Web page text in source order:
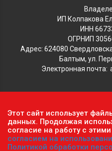
ИП Колпакова
ИНН
ОГРНИП
Адрес: 624080
Балтым, ул.
Электронная почта:
Обратите внимание, что
информационный характер и
является публичной офертой,
ст. 437 Гражданского кодекса
Этот сайт использует
данных. Продолжая
согласие на работу с
согласием на
Политикой обработки